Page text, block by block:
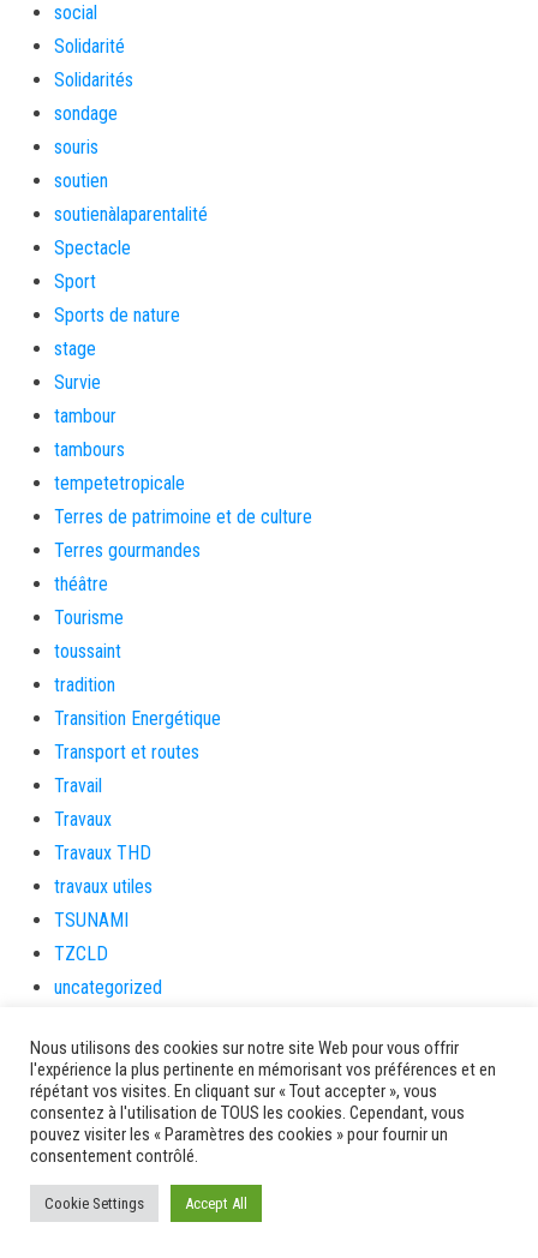
social
Solidarité
Solidarités
sondage
souris
soutien
soutienàlaparentalité
Spectacle
Sport
Sports de nature
stage
Survie
tambour
tambours
tempetetropicale
Terres de patrimoine et de culture
Terres gourmandes
théâtre
Tourisme
toussaint
tradition
Transition Energétique
Transport et routes
Travail
Travaux
Travaux THD
travaux utiles
TSUNAMI
TZCLD
uncategorized
Video
vidététladjéko
Vie Municipale
Viechere
vigilanceROUGE
Village artisanal
Nous utilisons des cookies sur notre site Web pour vous offrir
l'expérience la plus pertinente en mémorisant vos préférences et en
répétant vos visites. En cliquant sur « Tout accepter », vous
consentez à l'utilisation de TOUS les cookies. Cependant, vous
pouvez visiter les « Paramètres des cookies » pour fournir un
consentement contrôlé.
Cookie Settings Accept All